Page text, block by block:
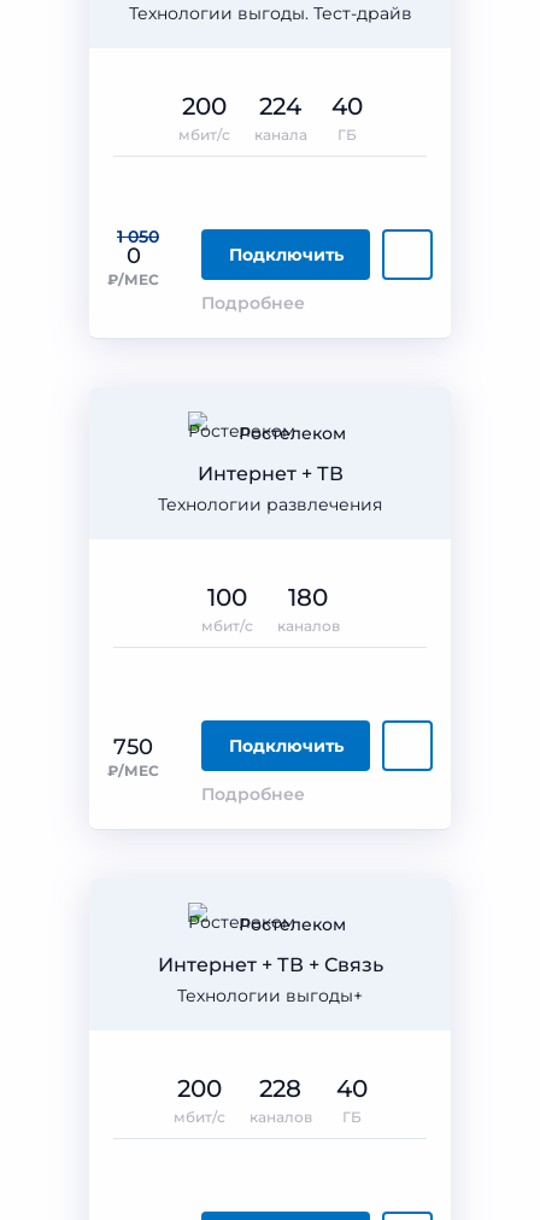
Технологии выгоды. Тест-драйв
1 050
0
₽/МЕС
Подключить
Подробнее
200
мбит/с
224
канала
40
ГБ
Ростелеком
Технологии развлечения
Интернет + ТВ
750
₽/МЕС
Подключить
Подробнее
100
мбит/с
180
каналов
Ростелеком
Технологии выгоды+
Интернет + ТВ + Связь
200
мбит/с
228
каналов
40
ГБ